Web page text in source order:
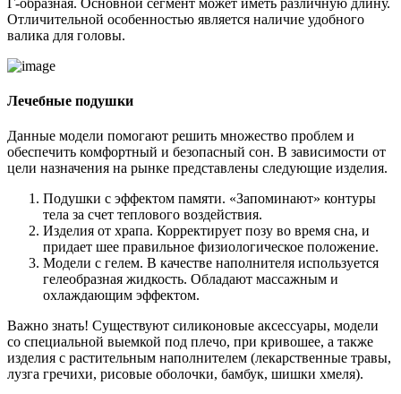
Отличительной особенностью является наличие удобного
валика для головы.
Лечебные подушки
Данные модели помогают решить множество проблем и
обеспечить комфортный и безопасный сон. В зависимости от
цели назначения на рынке представлены следующие изделия.
Подушки с эффектом памяти. «Запоминают» контуры
тела за счет теплового воздействия.
Изделия от храпа. Корректирует позу во время сна, и
придает шее правильное физиологическое положение.
Модели с гелем. В качестве наполнителя используется
гелеобразная жидкость. Обладают массажным и
охлаждающим эффектом.
Важно знать! Существуют силиконовые аксессуары, модели
со специальной выемкой под плечо, при кривошее, а также
изделия с растительным наполнителем (лекарственные травы,
лузга гречихи, рисовые оболочки, бамбук, шишки хмеля).